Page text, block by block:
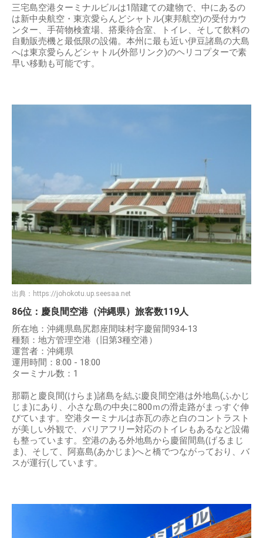
三宅島空港ターミナルビルは1階建ての建物で、中にあるの
は新中央航空・東京愛らんどシャトル(東邦航空)の受付カウ
ンター、手荷物検査場、搭乗待合室、トイレ、そして飲料の
自動販売機と最低限の設備。本州に最も近い伊豆諸島の大島
へは東京愛らんどシャトル(外部リンク)のヘリコプターで素
早い移動も可能です。
出典： https://johokotu.up.seesaa.net
86位：慶良間空港（沖縄県）旅客数119人
所在地：沖縄県島尻郡座間味村字慶留間934-13
種類：地方管理空港（旧第3種空港）
運営者：沖縄県
運用時間：8:00 - 18:00
ターミナル数：1
那覇と慶良間(けらま)諸島を結ぶ慶良間空港は外地島(ふかじ
じま)にあり、小さな島の中央に800ｍの滑走路がまっすぐ伸
びています。空港ターミナルは赤瓦の赤と白のコントラスト
が美しい外観で、バリアフリー対応のトイレもあるなど設備
も整っています。空港のある外地島から慶留間島(げるまじ
ま)、そして、阿嘉島(あかじま)へと橋でつながっており、バ
スが運行(しています。